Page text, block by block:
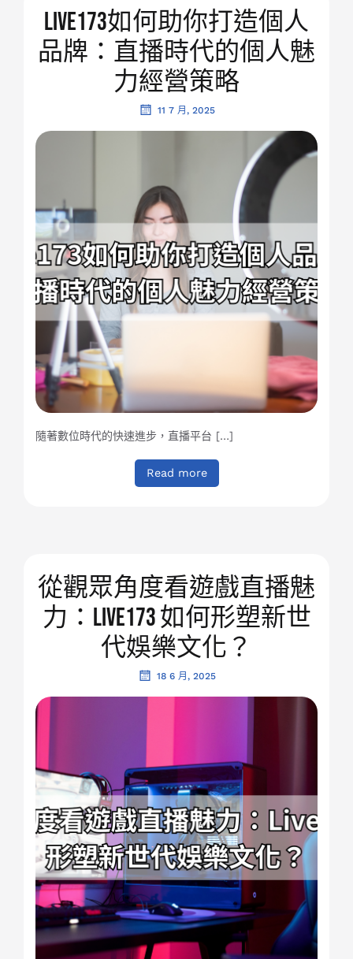
Live173如何助你打造個人
品牌：直播時代的個人魅
力經營策略
11 7 月, 2025
隨著數位時代的快速進步，直播平台 […]
Read more
從觀眾角度看遊戲直播魅
力：Live173 如何形塑新世
代娛樂文化？
18 6 月, 2025